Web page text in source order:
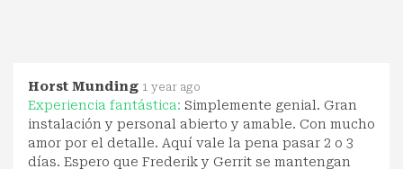
Horst Munding 1 year ago
Experiencia fantástica: Simplemente genial. Gran
instalación y personal abierto y amable. Con mucho
amor por el detalle. Aquí vale la pena pasar 2 o 3
días. Espero que Frederik y Gerrit se mantengan